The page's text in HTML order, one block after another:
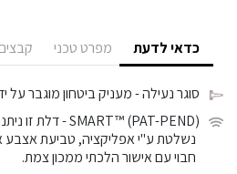
כדאי לדעת מפרט טכני
סוגר נעילה- מעניק ביטחון מוגבר על
SMART™ (PAT-PEND)- דלת זו
נשלטת ע"י אפליקציה, טביעת אצבע
חבוי עם אישור הלכתי ממכון צמת.